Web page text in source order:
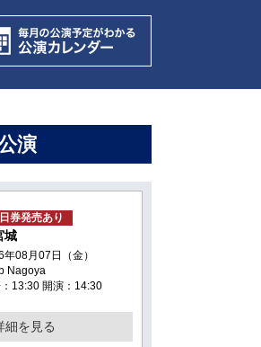
演
券発売あり
城
年08月07日（金）
Nagoya
：13:30 開演：14:30
細を見る